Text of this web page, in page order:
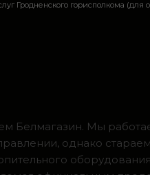
горисполкома (для
Белмагазин. Мы
однако